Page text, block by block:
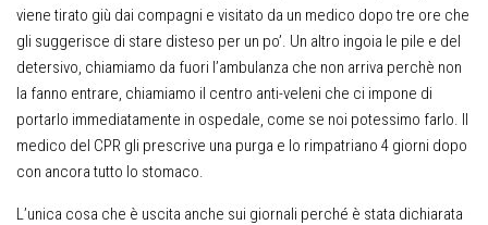
viene tirato giù dai compagni e visitato da un medico dopo tre ore che
gli suggerisce di stare disteso per un po’. Un altro ingoia le pile e del
detersivo, chiamiamo da fuori l’ambulanza che non arriva perchè non
la fanno entrare, chiamiamo il centro anti-veleni che ci impone di
portarlo immediatamente in ospedale, come se noi potessimo farlo. Il
medico del CPR gli prescrive una purga e lo rimpatriano 4 giorni dopo
con ancora tutto lo stomaco.
L’unica cosa che è uscita anche sui giornali perché è stata dichiarata